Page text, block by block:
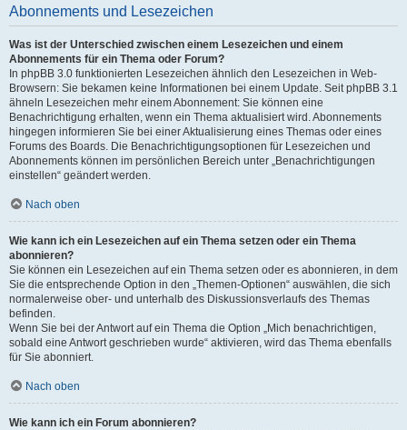
Abonnements und Lesezeichen
Was ist der Unterschied zwischen einem Lesezeichen und einem
Abonnements für ein Thema oder Forum?
In phpBB 3.0 funktionierten Lesezeichen ähnlich den Lesezeichen in Web-
Browsern: Sie bekamen keine Informationen bei einem Update. Seit phpBB 3.1
ähneln Lesezeichen mehr einem Abonnement: Sie können eine
Benachrichtigung erhalten, wenn ein Thema aktualisiert wird. Abonnements
hingegen informieren Sie bei einer Aktualisierung eines Themas oder eines
Forums des Boards. Die Benachrichtigungsoptionen für Lesezeichen und
Abonnements können im persönlichen Bereich unter „Benachrichtigungen
einstellen“ geändert werden.
Nach oben
Wie kann ich ein Lesezeichen auf ein Thema setzen oder ein Thema
abonnieren?
Sie können ein Lesezeichen auf ein Thema setzen oder es abonnieren, in dem
Sie die entsprechende Option in den „Themen-Optionen“ auswählen, die sich
normalerweise ober- und unterhalb des Diskussionsverlaufs des Themas
befinden.
Wenn Sie bei der Antwort auf ein Thema die Option „Mich benachrichtigen,
sobald eine Antwort geschrieben wurde“ aktivieren, wird das Thema ebenfalls
für Sie abonniert.
Nach oben
Wie kann ich ein Forum abonnieren?